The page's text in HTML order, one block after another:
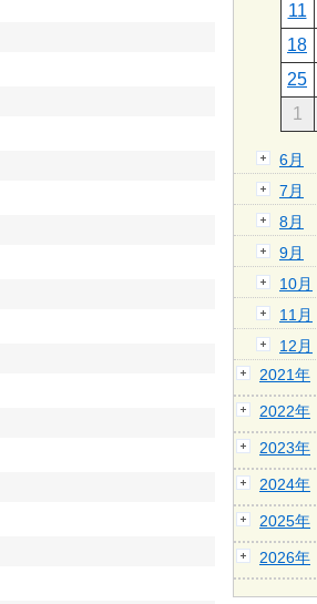
11
18
25
1
6月
7月
8月
9月
10月
11月
12月
2021年
2022年
2023年
2024年
2025年
2026年